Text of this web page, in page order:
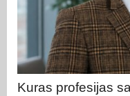
Kuras profesijas